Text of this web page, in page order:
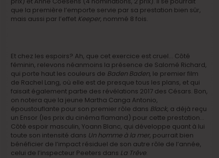
que la première l’emporte servie par sa prestation bien sûr,
mais aussi par l’effet Keeper, nommé 8 fois.
Et chez les espoirs? Ah, que cet exercice est cruel… Côté
féminin, relevons néanmoins la présence de Salomé Richard,
qui porte haut les couleurs de Baden Baden, le premier film
de Rachel Lang, où elle est de presque tous les plans, et qui
faisait également partie des révélations 2017 des Césars. Bon,
on notera que la jeune Martha Canga Antonio,
époustouflante pour son premier rôle dans Black, a déjà reçu
un Ensor (les prix du cinéma flamand) pour cette prestation…
Côté espoir masculin, Yoann Blanc, qui développe quant à lui
toute son intensité dans Un homme à la mer, pourrait bien
bénéficier de l’impact résiduel de son autre rôle de l’année,
celui de l’inspecteur Peeters dans La Trêve.